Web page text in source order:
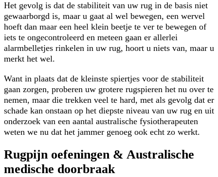
Het gevolg is dat de stabiliteit van uw rug in de basis niet
gewaarborgd is, maar u gaat al wel bewegen, een wervel
hoeft dan maar een heel klein beetje te ver te bewegen of
iets te ongecontroleerd en meteen gaan er allerlei
alarmbelletjes rinkelen in uw rug, hoort u niets van, maar u
merkt het wel.
Want in plaats dat de kleinste spiertjes voor de stabiliteit
gaan zorgen, proberen uw grotere rugspieren het nu over te
nemen, maar die trekken veel te hard, met als gevolg dat er
schade kan onstaan op het diepste niveau van uw rug en uit
onderzoek van een aantal australische fysiotherapeuten
weten we nu dat het jammer genoeg ook echt zo werkt.
Rugpijn oefeningen & Australische
medische doorbraak